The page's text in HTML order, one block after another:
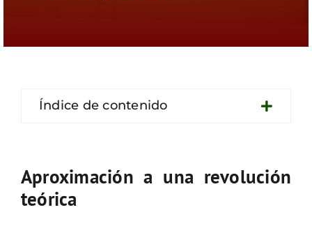
Contacto
Índice de contenido
Aproximación a una revolución
teórica